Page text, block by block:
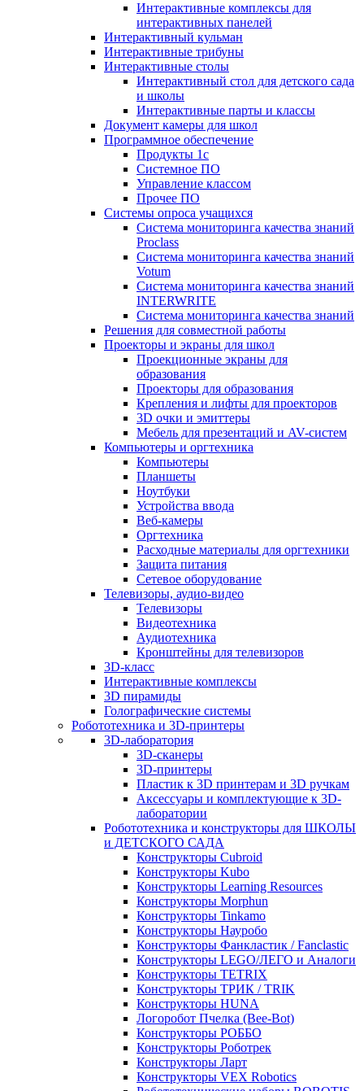
Интерактивные комплексы для
интерактивных панелей
Интерактивный кульман
Интерактивные трибуны
Интерактивные столы
Интерактивный стол для детского сада
и школы
Интерактивные парты и классы
Документ камеры для школ
Программное обеспечение
Продукты 1с
Системное ПО
Управление классом
Прочее ПО
Системы опроса учащихся
Система мониторинга качества знаний
Proclass
Система мониторинга качества знаний
Votum
Система мониторинга качества знаний
INTERWRITE
Система мониторинга качества знаний
Решения для совместной работы
Проекторы и экраны для школ
Проекционные экраны для
образования
Проекторы для образования
Крепления и лифты для проекторов
3D очки и эмиттеры
Мебель для презентаций и AV-систем
Компьютеры и оргтехника
Компьютеры
Планшеты
Ноутбуки
Устройства ввода
Веб-камеры
Оргтехника
Расходные материалы для оргтехники
Защита питания
Сетевое оборудование
Телевизоры, аудио-видео
Телевизоры
Видеотехника
Аудиотехника
Кронштейны для телевизоров
3D-класс
Интерактивные комплексы
3D пирамиды
Голографические системы
Робототехника и 3D-принтеры
3D-лаборатория
3D-сканеры
3D-принтеры
Пластик к 3D принтерам и 3D ручкам
Аксессуары и комплектующие к 3D-
лаборатории
Робототехника и конструкторы для ШКОЛЫ
и ДЕТСКОГО САДА
Конструкторы Cubroid
Конструкторы Kubo
Конструкторы Learning Resources
Конструкторы Morphun
Конструкторы Tinkamo
Конструкторы Науробо
Конструкторы Фанкластик / Fanclastic
Конструкторы LEGO/ЛЕГО и Аналоги
Конструкторы TETRIX
Конструкторы ТРИК / TRIK
Конструкторы HUNA
Логоробот Пчелка (Bee-Bot)
Конструкторы РОББО
Конструкторы Роботрек
Конструкторы Ларт
Конструкторы VEX Robotics